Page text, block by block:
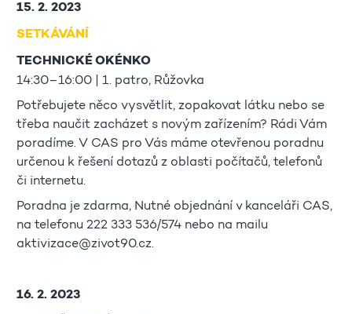
15. 2. 2023
SETKÁVÁNÍ
TECHNICKÉ OKÉNKO
14:30–16:00 | 1. patro, Růžovka
Potřebujete něco vysvětlit, zopakovat látku nebo se
třeba naučit zacházet s novým zařízením? Rádi Vám
poradíme. V CAS pro Vás máme otevřenou poradnu
určenou k řešení dotazů z oblasti počítačů, telefonů
či internetu.
Poradna je zdarma, Nutné objednání v kanceláři CAS,
na telefonu 222 333 536/574 nebo na mailu
aktivizace@zivot90.cz.
16. 2. 2023